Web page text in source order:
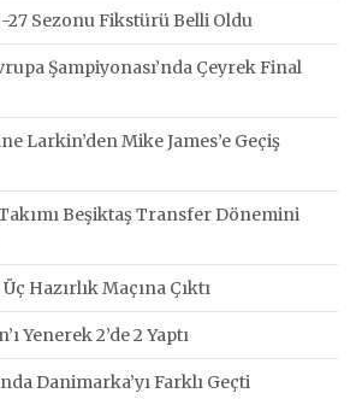
27 Sezonu Fikstürü Belli Oldu
Şampiyonası’nda Çeyrek Final
Larkin’den Mike James’e Geçiş
Beşiktaş Transfer Dönemini
Hazırlık Maçına Çıktı
Yenerek 2’de 2 Yaptı
Danimarka’yı Farklı Geçti